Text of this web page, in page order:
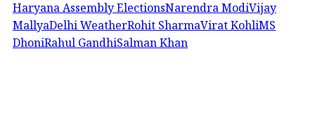
Haryana Assembly ElectionsNarendra ModiVijay
MallyaDelhi WeatherRohit SharmaVirat KohliMS
DhoniRahul GandhiSalman Khan